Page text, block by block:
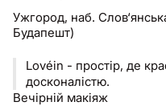
Ужгород, наб.
Будапешт)
Lovéin - простір, де
досконалістю.
Вечірній макіяж